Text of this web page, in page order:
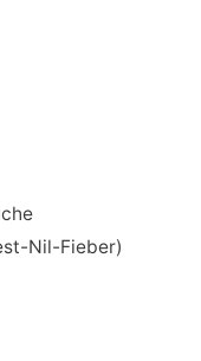
Nil-Fieber)